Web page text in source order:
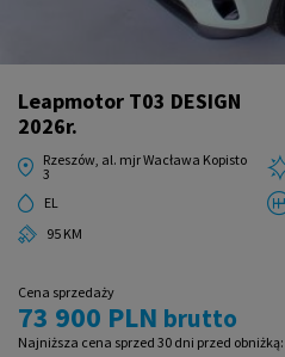
Leapmotor T03 DESIGN
2026r.
Rzeszów, al. mjr Wacława Kopisto
3
EL
95 KM
Cena sprzedaży
73 900 PLN brutto
Najniższa cena sprzed 30 dni przed obniżką: